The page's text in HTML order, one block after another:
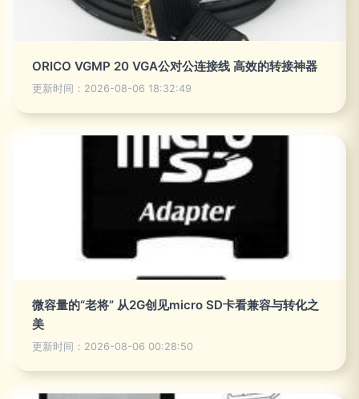
ORICO VGMP 20 VGA公对公连接线 高效的转接神器
更新时间：2026-08-06 18:32:49
微容量的“老将” 从2G创见micro SD卡看兼容与转化之
美
更新时间：2026-08-06 00:28:50